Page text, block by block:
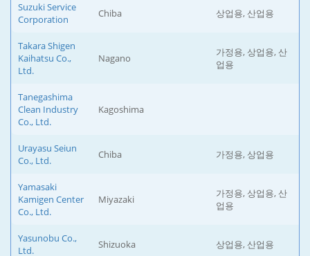
Suzuki Service
Corporation
Chiba 상업용, 산업용
Takara Shigen
Kaihatsu Co.,
Ltd.
Nagano
가정용, 상업용, 산
업용
Tanegashima
Clean Industry
Co., Ltd.
Kagoshima
Urayasu Seiun
Co., Ltd.
Chiba 가정용, 상업용
Yamasaki
Kamigen Center
Co., Ltd.
Miyazaki
가정용, 상업용, 산
업용
Yasunobu Co.,
Ltd.
Shizuoka 상업용, 산업용